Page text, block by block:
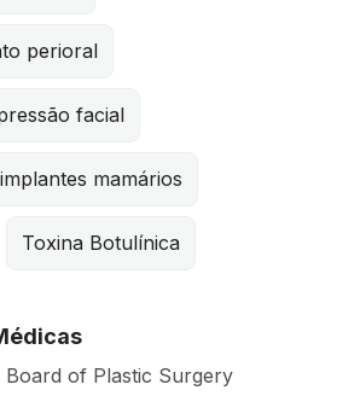
perioral
facial
mamários
Toxina Botulínica
of Plastic Surgery